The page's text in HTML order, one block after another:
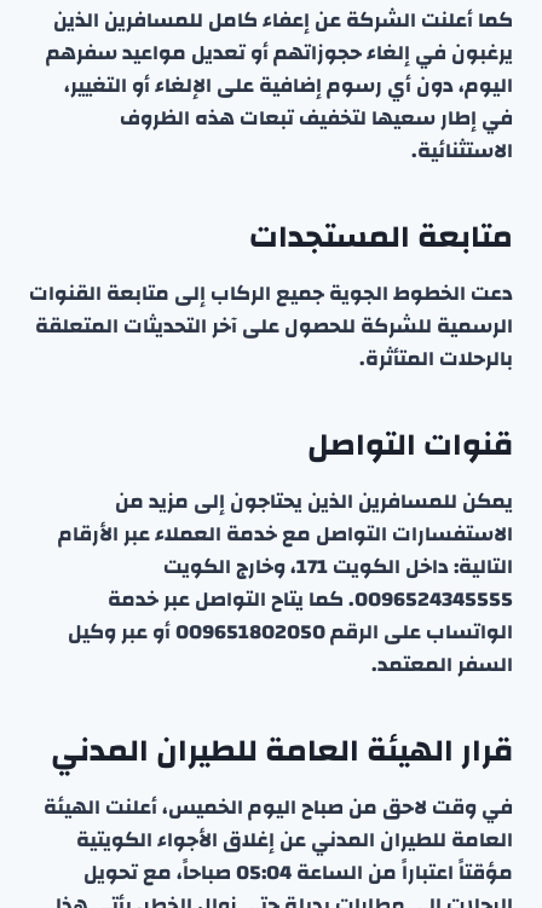
كما أعلنت الشركة عن إعفاء كامل للمسافرين الذين
يرغبون في إلغاء حجوزاتهم أو تعديل مواعيد سفرهم
اليوم، دون أي رسوم إضافية على الإلغاء أو التغيير،
في إطار سعيها لتخفيف تبعات هذه الظروف
الاستثنائية.
متابعة المستجدات
دعت الخطوط الجوية جميع الركاب إلى متابعة القنوات
الرسمية للشركة للحصول على آخر التحديثات المتعلقة
بالرحلات المتأثرة.
قنوات التواصل
يمكن للمسافرين الذين يحتاجون إلى مزيد من
الاستفسارات التواصل مع خدمة العملاء عبر الأرقام
التالية: داخل الكويت 171، وخارج الكويت
0096524345555. كما يتاح التواصل عبر خدمة
الواتساب على الرقم 009651802050 أو عبر وكيل
السفر المعتمد.
قرار الهيئة العامة للطيران المدني
في وقت لاحق من صباح اليوم الخميس، أعلنت الهيئة
العامة للطيران المدني عن إغلاق الأجواء الكويتية
مؤقتاً اعتباراً من الساعة 05:04 صباحاً، مع تحويل